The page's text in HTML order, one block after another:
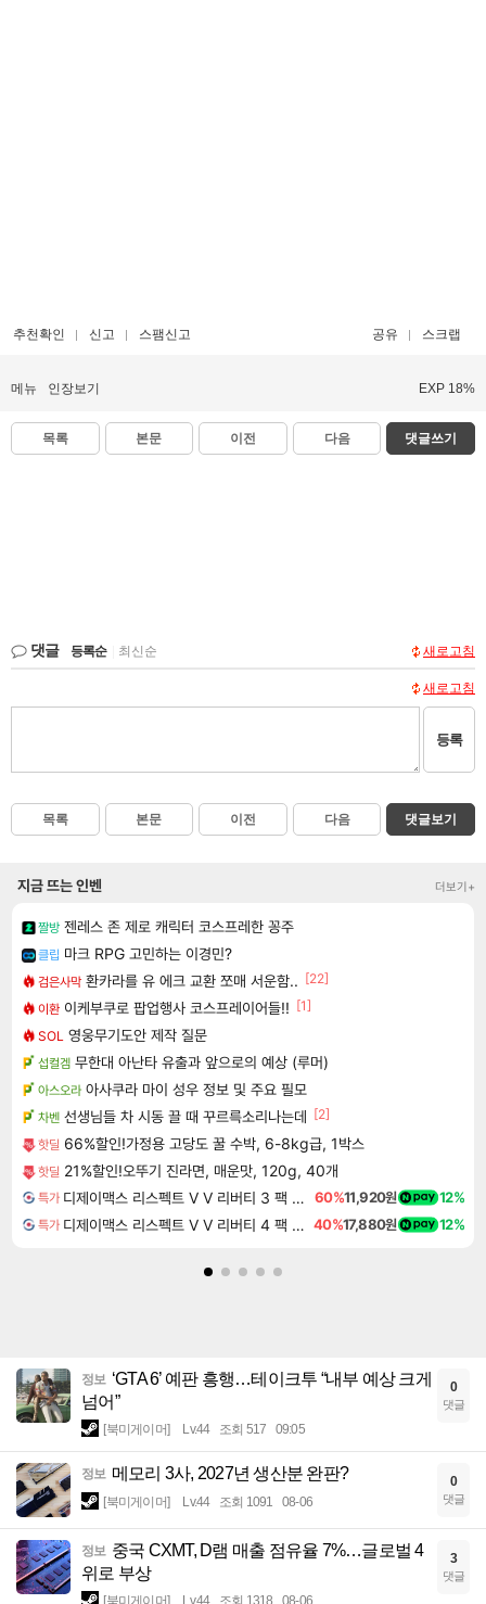
추천확인 신고 스팸신고 공유 스크랩
메뉴 인장보기 EXP 18%
목록 본문 이전 다음 댓글쓰기
댓글 등록순 최신순 새로고침
새로고침
등록
목록 본문 이전 다음 댓글보기
지금 뜨는 인벤 더보기+
짤방 젠레스 존 제로 캐릭터 코스프레한 꽁주
클립 마크 RPG 고민하는 이경민?
검은사막 환카라를 유 에크 교환 쪼매 서운함.. [22]
이환 이케부쿠로 팝업행사 코스프레이어들!! [1]
SOL 영웅무기도안 제작 질문
섭컬겜 무한대 아난타 유출과 앞으로의 예상 (루머)
아스오라 아사쿠라 마이 성우 정보 및 주요 필모
차벤 선생님들 차 시동 끌 때 꾸르륵소리나는데 [2]
핫딜 66%할인!가정용 고당도 꿀 수박, 6-8kg급, 1박스
핫딜 21%할인!오뚜기 진라면, 매운맛, 120g, 40개
특가 디제이맥스 리스펙트 V V 리버티 3 팩 DJMAX RESPECT V V Liberty 3 Pack DLC 60%11,920원 12%
특가 디제이맥스 리스펙트 V V 리버티 4 팩 DJMAX RESPECT V V Liberty 4 Pack DLC 40%17,880원 12%
정보 ‘GTA 6’ 예판 흥행…테이크투 “내부 예상 크게
넘어”
[북미게이머] Lv.44 조회 517 09:05
0
댓글
정보 메모리 3사, 2027년 생산분 완판?
[북미게이머] Lv.44 조회 1091 08-06
0
댓글
정보 중국 CXMT, D램 매출 점유율 7%…글로벌 4
위로 부상
3
댓글